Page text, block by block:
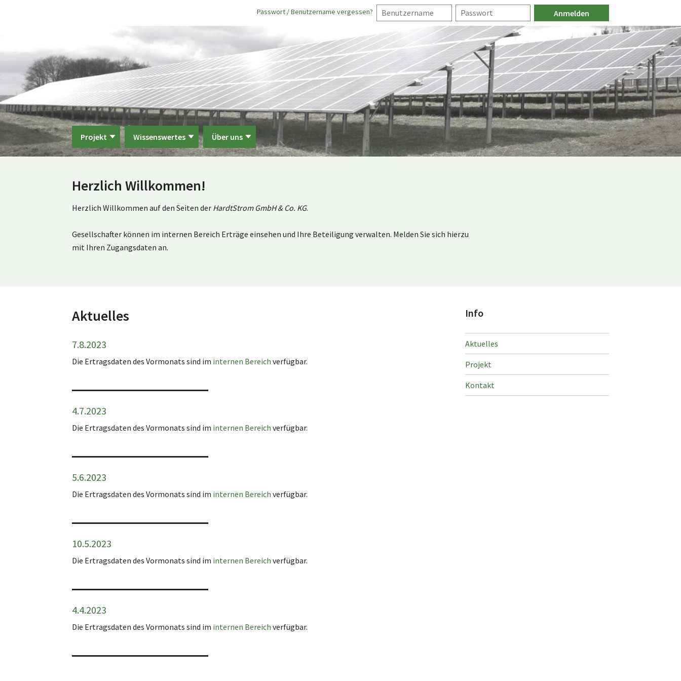
Passwort / Benutzername vergessen?
Projekt Wissenswertes Über uns
Herzlich Willkommen!
Herzlich Willkommen auf den Seiten der HardtStrom GmbH & Co. KG.
Gesellschafter können im internen Bereich Erträge einsehen und Ihre Beteiligung verwalten. Melden Sie sich hierzu
mit Ihren Zugangsdaten an.
Aktuelles
7.8.2023
Die Ertragsdaten des Vormonats sind im internen Bereich verfügbar.
4.7.2023
Die Ertragsdaten des Vormonats sind im internen Bereich verfügbar.
5.6.2023
Die Ertragsdaten des Vormonats sind im internen Bereich verfügbar.
10.5.2023
Die Ertragsdaten des Vormonats sind im internen Bereich verfügbar.
4.4.2023
Die Ertragsdaten des Vormonats sind im internen Bereich verfügbar.
Info
Aktuelles
Projekt
Kontakt